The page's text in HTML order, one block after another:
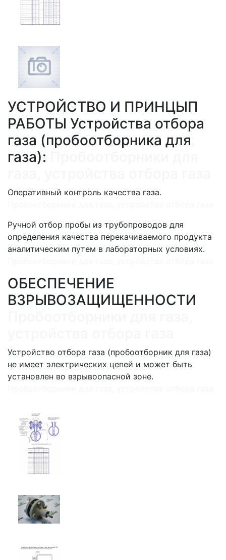
УСТРОЙСТВО И ПРИНЦЫП
РАБОТЫ Устройства отбора
газа (пробоотборника для
газа):
Оперативный контроль качества газа.
Ручной отбор пробы из трубопроводов для
определения качества перекачиваемого продукта
аналитическим путем в лабораторных условиях.
ОБЕСПЕЧЕНИЕ
ВЗРЫВОЗАЩИЩЕННОСТИ
Устройство отбора газа (пробоотборник для газа)
не имеет электрических цепей и может быть
установлен во взрывоопасной зоне.